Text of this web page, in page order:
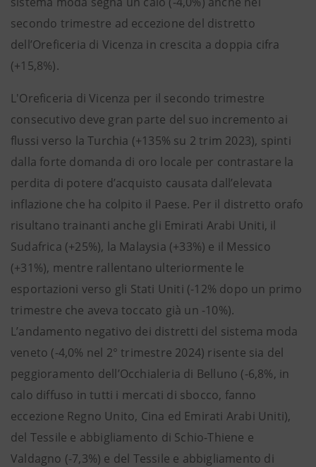
secondo trimestre ad eccezione del distretto
dell’Oreficeria di Vicenza in crescita a doppia cifra
(+15,8%).
L'Oreficeria di Vicenza per il secondo trimestre
consecutivo deve gran parte del suo incremento ai
flussi verso la Turchia (+135% su 2 trim 2023), spinti
dalla forte domanda di oro locale per contrastare la
perdita di potere d’acquisto causata dall’elevata
inflazione che ha colpito il Paese. Per il distretto orafo
risultano trainanti anche gli Emirati Arabi Uniti, il
Sudafrica (+25%), la Malaysia (+33%) e il Messico
(+31%), mentre rallentano ulteriormente le
esportazioni verso gli Stati Uniti (-12% dopo un primo
trimestre che aveva toccato già un -10%).
L’andamento negativo dei distretti del sistema moda
veneto (-4,0% nel 2° trimestre 2024) risente sia del
peggioramento dell’Occhialeria di Belluno (-6,8%, in
calo diffuso in tutti i mercati di sbocco, fanno
eccezione Regno Unito, Cina ed Emirati Arabi Uniti),
del Tessile e abbigliamento di Schio-Thiene e
Valdagno (-7,3%) e del Tessile e abbigliamento di